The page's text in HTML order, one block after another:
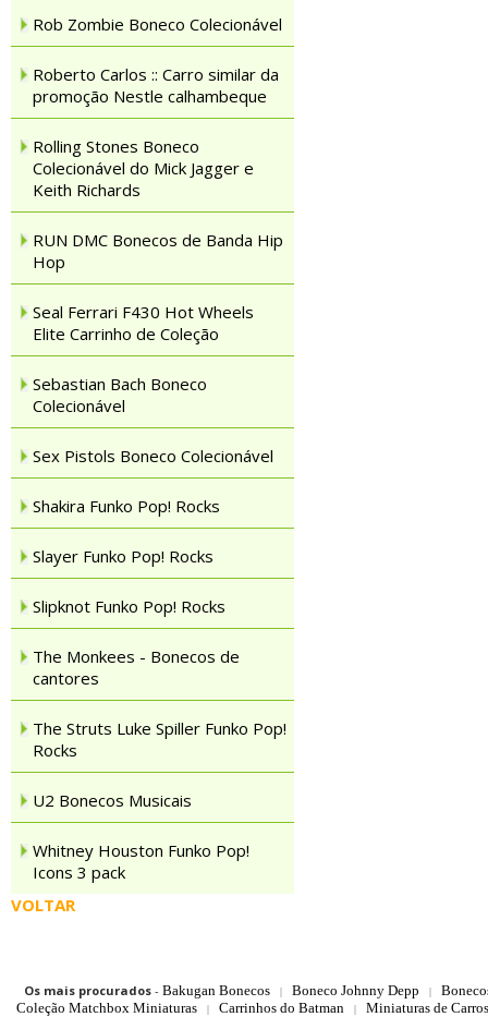
Rob Zombie Boneco Colecionável
Roberto Carlos :: Carro similar da
promoção Nestle calhambeque
Rolling Stones Boneco
Colecionável do Mick Jagger e
Keith Richards
RUN DMC Bonecos de Banda Hip
Hop
Seal Ferrari F430 Hot Wheels
Elite Carrinho de Coleção
Sebastian Bach Boneco
Colecionável
Sex Pistols Boneco Colecionável
Shakira Funko Pop! Rocks
Slayer Funko Pop! Rocks
Slipknot Funko Pop! Rocks
The Monkees - Bonecos de
cantores
The Struts Luke Spiller Funko Pop!
Rocks
U2 Bonecos Musicais
Whitney Houston Funko Pop!
Icons 3 pack
VOLTAR
Os mais procurados- Bakugan Bonecos | Boneco Johnny Depp |
Coleção Matchbox Miniaturas
| Carrinhos do Batman | Miniaturas de